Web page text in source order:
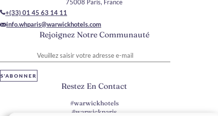
Rejoignez Notre Communauté
S'ABONNER
75008 Paris, France
+(33) 01 45 63 14 11
info.whparis@warwickhotels.com
Restez En Contact
#warwickhotels
#warwickparis